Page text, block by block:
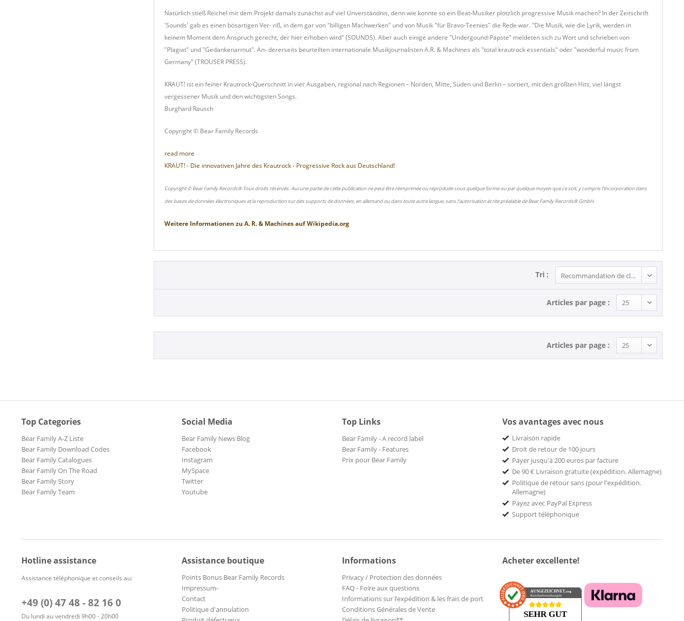
Natürlich stieß Reichel mit dem Projekt damals zunächst auf viel Unverständnis, denn wie konnte so ein Beat-Musiker plötzlich progressive Musik machen? In der Zeitschrift
'Sounds' gab es einen bösartigen Ver- riß, in dem gar von "billigen Machwerken" und von Musik "für Bravo-Teenies" die Rede war. "Die Musik, wie die Lyrik, werden in
keinem Moment dem Anspruch gerecht, der hier erhoben wird" (SOUNDS). Aber auch einige andere "Undergound-Päpste" meldeten sich zu Wort und schrieben von
"Plagiat" und "Gedankenarmut". An- dererseits beurteilten internationale Musikjournalisten A.R. & Machines als "total krautrock essentials" oder "wonderful music from
Germany" (TROUSER PRESS).
KRAUT! ist ein feiner Krautrock-Querschnitt in vier Ausgaben, regional nach Regionen – Norden, Mitte, Süden und Berlin – sortiert, mit den größten Hits, viel längst
vergessener Musik und den wichtigsten Songs.
Burghard Rausch
Copyright © Bear Family Records
read more
KRAUT! - Die innovativen Jahre des Krautrock - Progressive Rock aus Deutschland!
Copyright © Bear Family Records® Tous droits réservés. Aucune partie de cette publication ne peut être réimprimée ou reproduite sous quelque forme ou par quelque moyen que ce soit, y compris l'incorporation dans
des bases de données électroniques et la reproduction sur des supports de données, en allemand ou dans toute autre langue, sans l'autorisation écrite préalable de Bear Family Records® GmbH.
Weitere Informationen zu A. R. & MachinesaufWikipedia.org
Tri :
Articles par page :
Articles par page :
Top Categories
Bear Family A-Z Liste
Bear Family Download Codes
Bear Family Catalogues
Bear Family On The Road
Bear Family Story
Bear Family Team
Social Media
Bear Family News Blog
Facebook
Instagram
MySpace
Twitter
Youtube
Top Links
Bear Family - A record label
Bear Family - Features
Prix pour Bear Family
Vos avantages avec nous
Livraison rapide
Droit de retour de 100 jours
Payer jusqu'à 200 euros par facture
De 90 € Livraison gratuite (expédition. Allemagne)
Politique de retour sans (pour l'expédition.
Allemagne)
Payez avec PayPal Express
Support téléphonique
Hotline assistance
Assistance téléphonique et conseils au:
+49 (0) 47 48 - 82 16 0
Du lundi au vendredi 9h00 - 20h00
Assistance boutique
Points Bonus Bear Family Records
Impressum-
Contact
Politique d'annulation
Informations
Privacy / Protection des données
FAQ - Foire aux questions
Informations sur l’expédition & les frais de port
Conditions Générales de Vente
Acheter excellente!
AUSGEZEICHNET.org
Kundenbewertungen
SEHR GUT